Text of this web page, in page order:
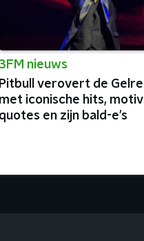
nieuws
Pitbull verovert de
met iconische hits,
quotes en zijn bald-e's